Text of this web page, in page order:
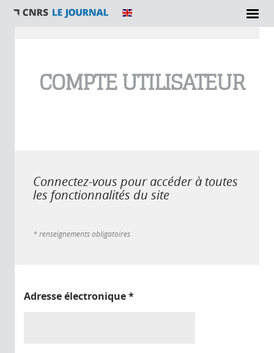
COMPTE UTILISATEUR
Connectez-vous pour accéder à toutes
les fonctionnalités du site
* renseignements obligatoires
Adresse électronique*